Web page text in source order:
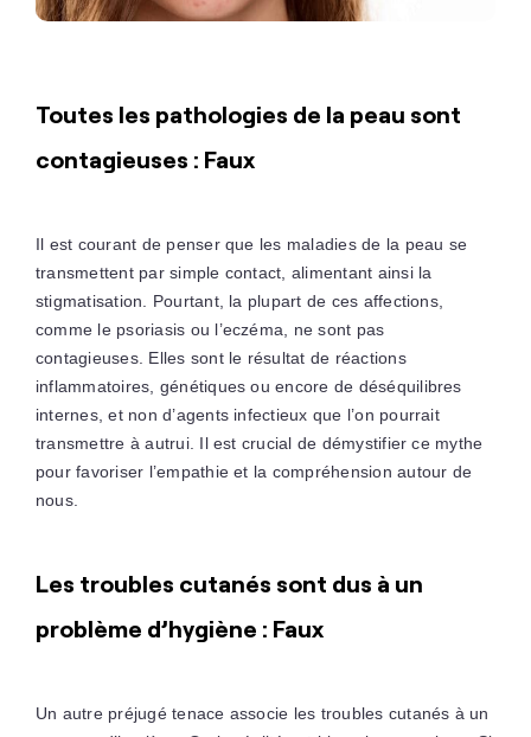
Toutes les pathologies de la peau sont
contagieuses : Faux
Il est courant de penser que les maladies de la peau se
transmettent par simple contact, alimentant ainsi la
stigmatisation. Pourtant, la plupart de ces affections,
comme le psoriasis ou l’eczéma, ne sont pas
contagieuses. Elles sont le résultat de réactions
inflammatoires, génétiques ou encore de déséquilibres
internes, et non d’agents infectieux que l’on pourrait
transmettre à autrui. Il est crucial de démystifier ce mythe
pour favoriser l’empathie et la compréhension autour de
nous.
Les troubles cutanés sont dus à un
problème d’hygiène : Faux
Un autre préjugé tenace associe les troubles cutanés à un